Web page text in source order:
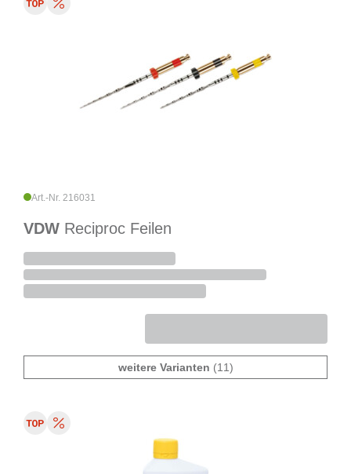
Art.-Nr. 216031
VDW Reciproc Feilen
weitere Varianten (11)